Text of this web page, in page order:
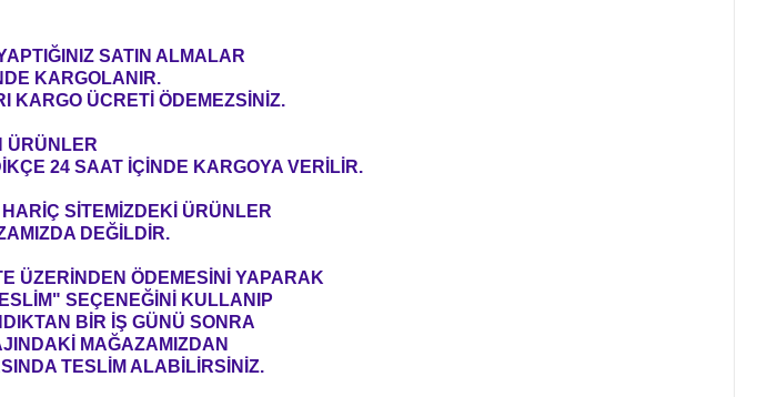
SATIN ALMALAR
KARGOLANIR.
KARGO ÜCRETİ ÖDEMEZSİNİZ.
ÜRÜNLER
24 SAAT İÇİNDE KARGOYA VERİLİR.
SİTEMİZDEKİ ÜRÜNLER
DEĞİLDİR.
ÜZERİNDEN ÖDEMESİNİ YAPARAK
SEÇENEĞİNİ KULLANIP
BİR İŞ GÜNÜ SONRA
MAĞAZAMIZDAN
TESLİM ALABİLİRSİNİZ.